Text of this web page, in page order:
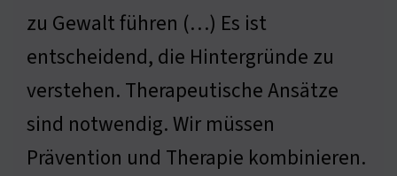
zu Gewalt führen (…) Es ist
entscheidend, die Hintergründe zu
verstehen. Therapeutische Ansätze
sind notwendig. Wir müssen
Prävention und Therapie kombinieren.